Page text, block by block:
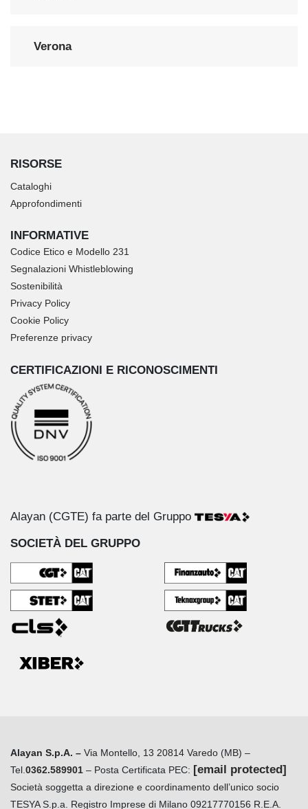
Verona
RISORSE
Cataloghi
Approfondimenti
INFORMATIVE
Codice Etico e Modello 231
Segnalazioni Whistleblowing
Sostenibilità
Privacy Policy
Cookie Policy
Preferenze privacy
CERTIFICAZIONI E RICONOSCIMENTI
Alayan (CGTE) fa parte del Gruppo
SOCIETÀ DEL GRUPPO
Alayan S.p.A. – Via Montello, 13 20814 Varedo (MB) –
Tel.0362.589901 – Posta Certificata PEC: [email protected]
Società soggetta a direzione e coordinamento dell’unico socio
TESYA S.p.a. Registro Imprese di Milano 09217770156 R.E.A.